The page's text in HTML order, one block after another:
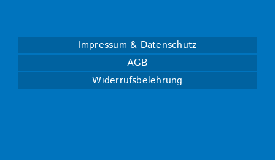
Impressum & Datenschutz
AGB
Widerrufsbelehrung